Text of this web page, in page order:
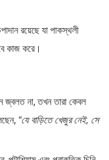
রয়েছে যা পাকস্থলী
কাজ করে।
জ্বলত না, তখন তারা কেবল
“যে বাড়িতে খেজুর নেই, সে